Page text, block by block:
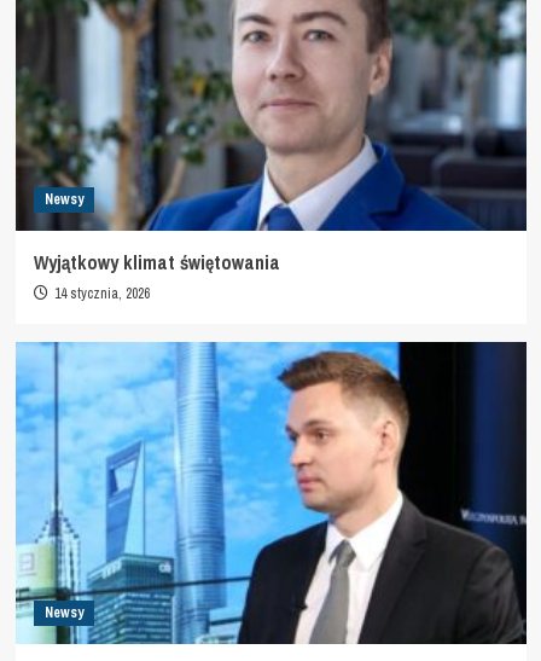
Newsy
Wyjątkowy klimat świętowania
14 stycznia, 2026
Newsy